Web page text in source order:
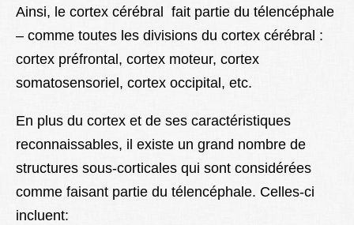
Ainsi, le cortex cérébral fait partie du télencéphale
– comme toutes les divisions du cortex cérébral :
cortex préfrontal, cortex moteur, cortex
somatosensoriel, cortex occipital, etc.
En plus du cortex et de ses caractéristiques
reconnaissables, il existe un grand nombre de
structures sous-corticales qui sont considérées
comme faisant partie du télencéphale. Celles-ci
incluent: